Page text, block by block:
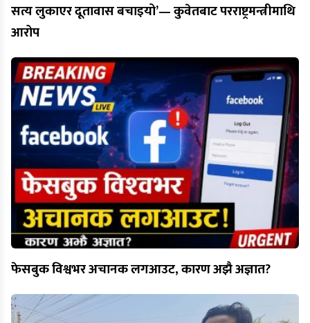
सत्य लुकाएर दूतावास बचाइयो’— कुवेतबाट परराष्ट्रमन्त्रीमाथि
आरोप
फेसबुक विश्वभर अचानक लगआउट, कारण अझै अज्ञात?